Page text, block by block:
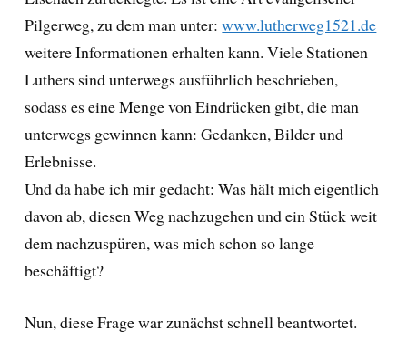
Pilgerweg, zu dem man unter:www.lutherweg1521.de
weitere Informationen erhalten kann. Viele Stationen
Luthers sind unterwegs ausführlich beschrieben,
sodass es eine Menge von Eindrücken gibt, die man
unterwegs gewinnen kann: Gedanken, Bilder und
Erlebnisse.
Und da habe ich mir gedacht: Was hält mich eigentlich
davon ab, diesen Weg nachzugehen und ein Stück weit
dem nachzuspüren, was mich schon so lange
beschäftigt?
Nun, diese Frage war zunächst schnell beantwortet.